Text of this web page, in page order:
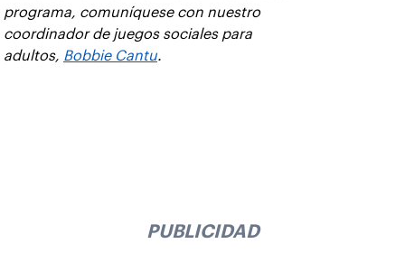
programa, comuníquese con nuestro
coordinador de juegos sociales para
adultos, Bobbie Cantu.
PUBLICIDAD